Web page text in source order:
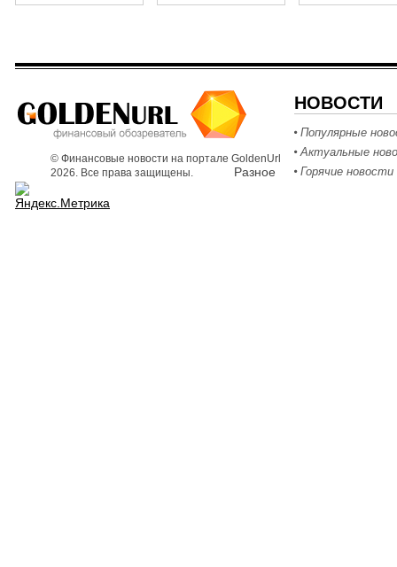
© Финансовые новости на портале GoldenUrl
2026. Все права защищены.
Разное
НОВОСТИ
Популярные
Актуальные
Горячие новости